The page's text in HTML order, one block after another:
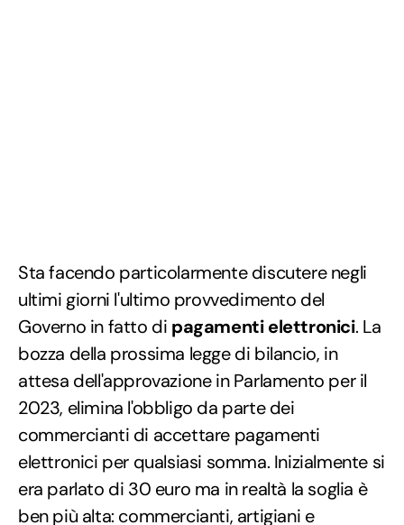
Sta facendo particolarmente discutere negli
ultimi giorni l'ultimo provvedimento del
Governo in fatto di pagamenti elettronici. La
bozza della prossima legge di bilancio, in
attesa dell'approvazione in Parlamento per il
2023, elimina l'obbligo da parte dei
commercianti di accettare pagamenti
elettronici per qualsiasi somma. Inizialmente si
era parlato di 30 euro ma in realtà la soglia è
ben più alta: commercianti, artigiani e